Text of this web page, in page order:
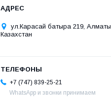
ул.Карасай батыра 219, Алматы,
Казахстан
+7 (747) 839-25-21
WhatsApp и звонки принимаем